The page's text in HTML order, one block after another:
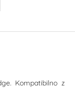
Kompatibilno z